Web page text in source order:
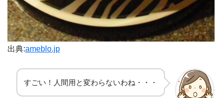
出典:ameblo.jp
すごい！人間用と変わらないわね・・・